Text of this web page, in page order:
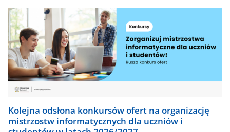
Kolejna odsłona konkursów ofert na organizację
mistrzostw informatycznych dla uczniów i